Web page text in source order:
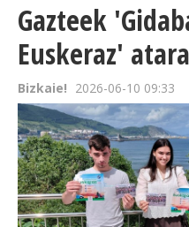
Gazteek
Euskeraz'
Bizkaie! 2026-06-10 09:33